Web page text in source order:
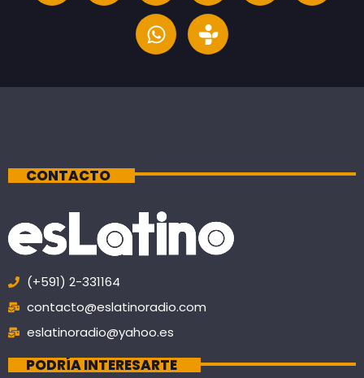
CONTACTO
(+591) 2-331164
contacto@eslatinoradio.com
eslatinoradio@yahoo.es
PODRÍA INTERESARTE